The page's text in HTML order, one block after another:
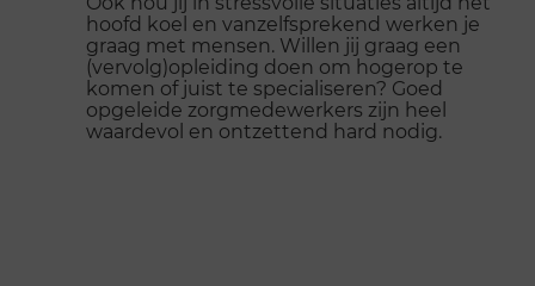
hoofd koel en vanzelfsprekend werken je
graag met mensen. Willen jij graag een
(vervolg)opleiding doen om hogerop te
komen of juist te specialiseren? Goed
opgeleide zorgmedewerkers zijn heel
waardevol en ontzettend hard nodig.